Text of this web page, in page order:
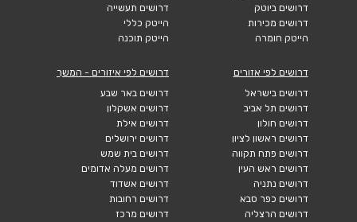
דרושים ביוטק
דרושים מכירות
הייטק חומרה
דרושים תעשייה
הייטק כללי
הייטק תוכנה
דרושים לפי אזורים
דרושים בישראל
דרושים תל אביב
דרושים חולון
דרושים ראשון לציון
דרושים פתח תקווה
דרושים ראש העין
דרושים נתניה
דרושים כפר סבא
דרושים הרצליה
דרושים לפי איזורים - המשך
דרושים באר שבע
דרושים אשקלון
דרושים אילת
דרושים ירושלים
דרושים בית שמש
דרושים מעלה אדומים
דרושים אשדוד
דרושים רחובות
דרושים מרכז